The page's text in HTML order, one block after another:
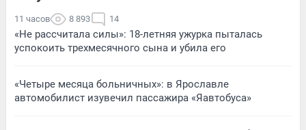
11 часов 8 893 14
«Не рассчитала силы»: 18-летняя ужурка пыталась
успокоить трехмесячного сына и убила его
«Четыре месяца больничных»: в Ярославле
автомобилист изувечил пассажира «Яавтобуса»